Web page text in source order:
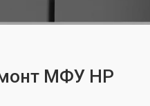
МФУ HP